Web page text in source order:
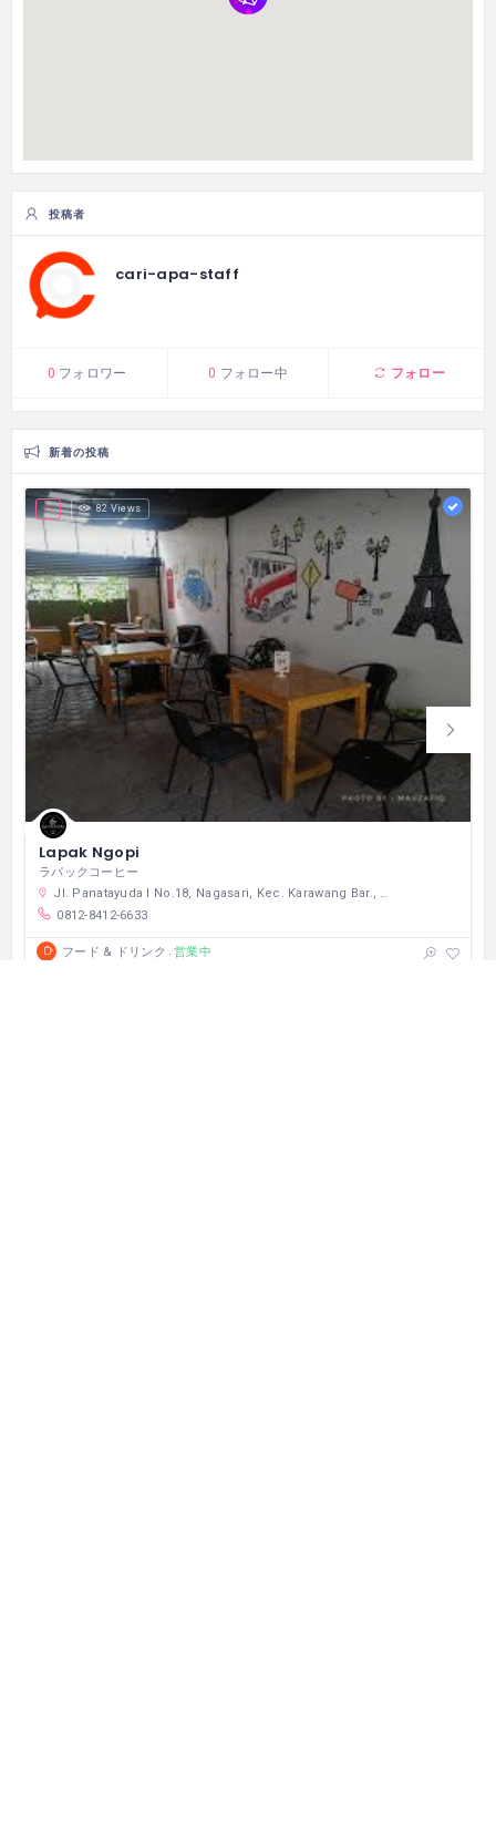
投稿者
cari-apa-staff
0 フォロワー 0 フォロー中 フォロー
新着の投稿
82 Views
Lapak Ngopi
ラパックコーヒー
Jl. Panatayuda I No.18, Nagasari, Kec. Karawang Bar., Kabupaten Karawang, Jawa Barat 41312 インドネシア
0812-8412-6633
フード & ドリンク 営業中